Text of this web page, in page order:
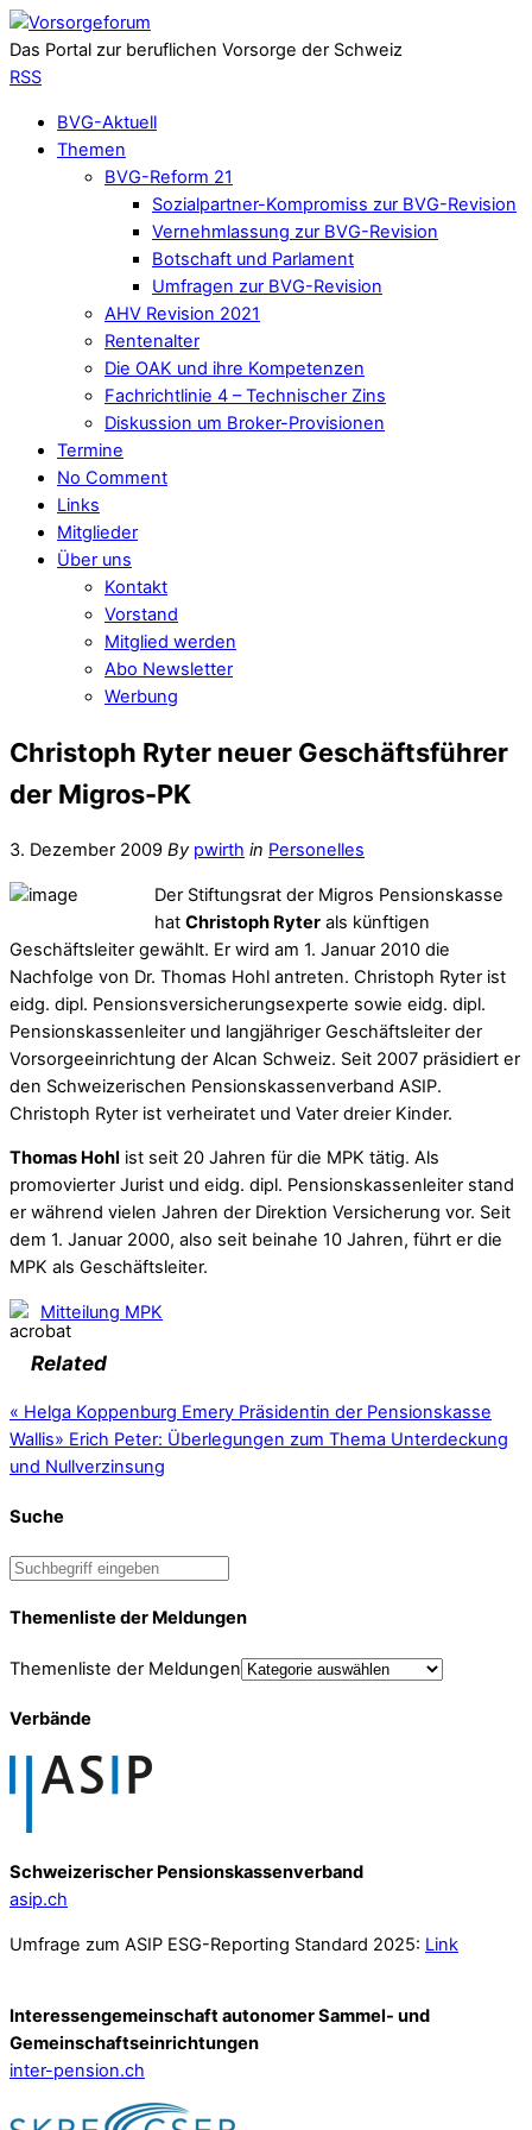
Das Portal zur beruflichen Vorsorge der Schweiz
RSS
BVG-Aktuell
Themen
BVG-Reform 21
Sozialpartner-Kompromiss zur BVG-Revision
Vernehmlassung zur BVG-Revision
Botschaft und Parlament
Umfragen zur BVG-Revision
AHV Revision 2021
Rentenalter
Die OAK und ihre Kompetenzen
Fachrichtlinie 4 – Technischer Zins
Diskussion um Broker-Provisionen
Termine
No Comment
Links
Mitglieder
Über uns
Kontakt
Vorstand
Mitglied werden
Abo Newsletter
Werbung
Christoph Ryter neuer Geschäftsführer
der Migros-PK
3. Dezember 2009 By pwirth in Personelles
Der Stiftungsrat der Migros Pensionskasse
hat Christoph Ryter als künftigen
Geschäftsleiter gewählt. Er wird am 1. Januar 2010 die
Nachfolge von Dr. Thomas Hohl antreten. Christoph Ryter ist
eidg. dipl. Pensionsversicherungsexperte sowie eidg. dipl.
Pensionskassenleiter und langjähriger Geschäftsleiter der
Vorsorgeeinrichtung der Alcan Schweiz. Seit 2007 präsidiert er
den Schweizerischen Pensionskassenverband ASIP.
Christoph Ryter ist verheiratet und Vater dreier Kinder.
Thomas Hohl ist seit 20 Jahren für die MPK tätig. Als
promovierter Jurist und eidg. dipl. Pensionskassenleiter stand
er während vielen Jahren der Direktion Versicherung vor. Seit
dem 1. Januar 2000, also seit beinahe 10 Jahren, führt er die
MPK als Geschäftsleiter.
Mitteilung MPK
Related
« Helga Koppenburg Emery Präsidentin der Pensionskasse
Wallis» Erich Peter: Überlegungen zum Thema Unterdeckung
und Nullverzinsung
Suche
Themenliste der Meldungen
Themenliste der Meldungen
Verbände
Schweizerischer Pensionskassenverband
asip.ch
Umfrage zum ASIP ESG-Reporting Standard 2025: Link
Interessengemeinschaft autonomer Sammel- und
Gemeinschafts­einrichtungen
inter-pension.ch